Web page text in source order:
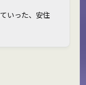
いった、安住